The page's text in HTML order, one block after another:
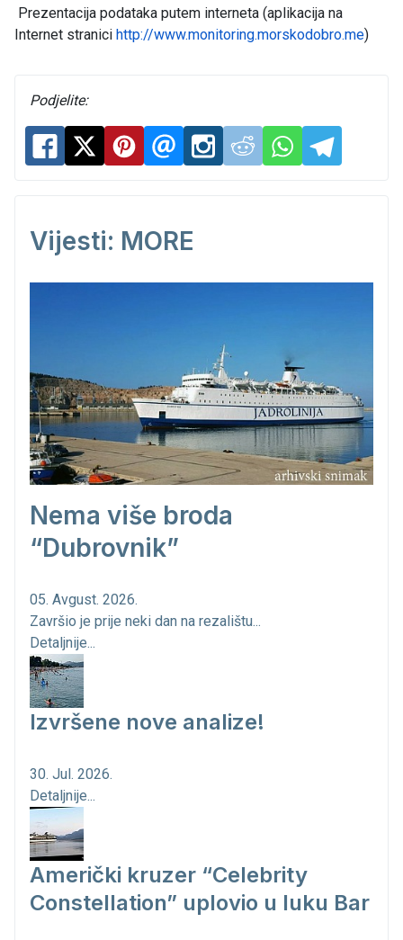
Prezentacija podataka putem interneta (aplikacija na
Internet stranici http://www.monitoring.morskodobro.me)
Podjelite:
Vijesti: MORE
Nema više broda
“Dubrovnik”
05. Avgust. 2026.
Završio je prije neki dan na rezalištu...
Detaljnije...
Izvršene nove analize!
30. Jul. 2026.
Detaljnije...
Američki kruzer “Celebrity
Constellation” uplovio u luku Bar